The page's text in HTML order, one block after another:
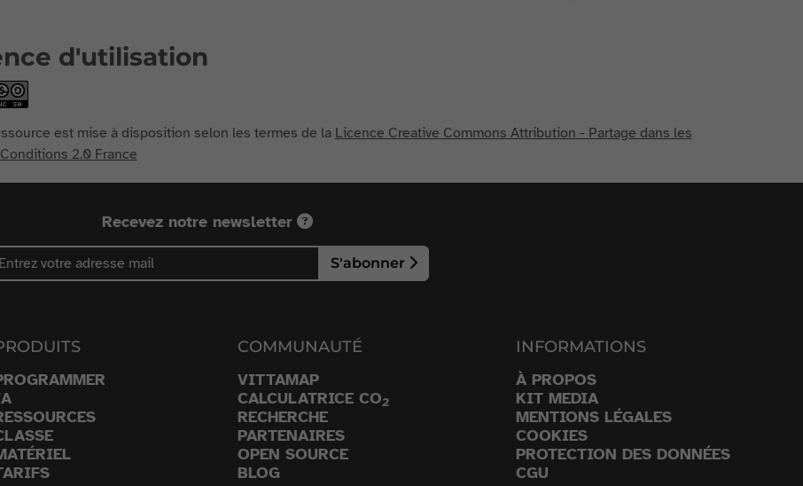
d'utilisation
est mise à disposition selon les termes de la Licence Creative Commons Attribution - Partage dans les
2.0 France
Recevez notre newsletter
S'abonner
COMMUNAUTÉ
VITTAMAP
CALCULATRICE CO2
RECHERCHE
PARTENAIRES
OPEN SOURCE
BLOG
INFORMATIONS
À PROPOS
KIT MEDIA
MENTIONS LÉGALES
COOKIES
PROTECTION DES DONNÉES
CGU